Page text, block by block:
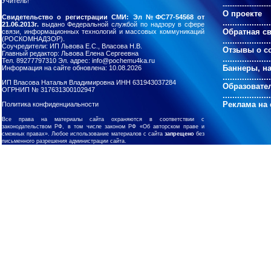
О проекте
Обратная
Отзывы о
Баннеры,
Реклама на
Свидетельство о регистрации СМИ: Эл №ФС77-54568 от
21.06.2013г. выдано Федеральной службой по надзору в сфере
связи, информационных технологий и массовых коммуникаций
(РОСКОМНАДЗОР).
Соучредители: ИП Львова Е.С., Власова Н.В.
Главный редактор: Львова Елена Сергеевна
Тел. 89277797310 Эл. адрес: info@pochemu4ka.ru
Информация на сайте обновлена: 10.08.2026
ИП Власова Наталья Владимировна ИНН 631943037284
ОГРНИП № 317631300102947
Политика конфиденциальности
Все права на материалы сайта охраняются в соответствии с
законодательством РФ, в том числе законом РФ «Об авторском праве и
смежных правах». Любое использование материалов с сайта запрещенобез
письменного разрешения администрации сайта.